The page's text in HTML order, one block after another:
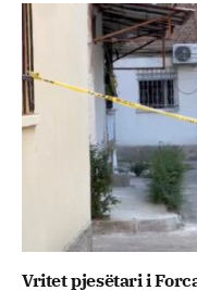
Vritet pjesëtari i